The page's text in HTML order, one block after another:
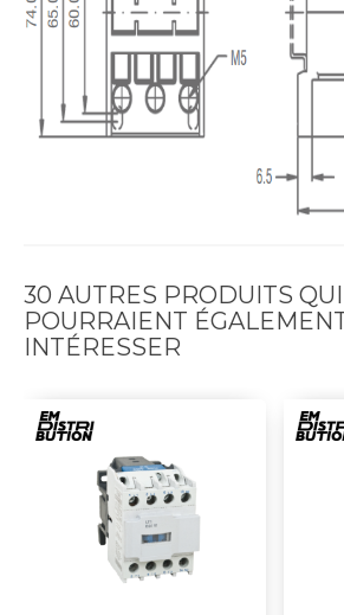
30 AUTRES PRODUITS QUI
POURRAIENT
INTÉRESSER